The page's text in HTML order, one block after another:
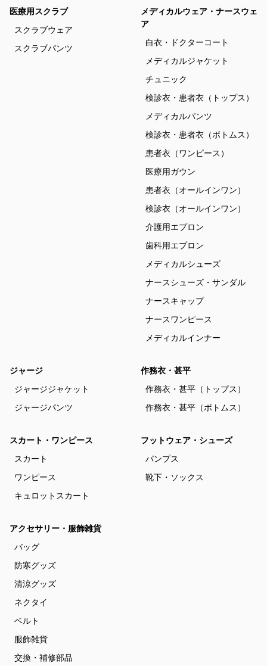
医療用スクラブ
スクラブウェア
スクラブパンツ
メディカルウェア・ナースウェ
ア
白衣・ドクターコート
メディカルジャケット
チュニック
検診衣・患者衣（トップス）
メディカルパンツ
検診衣・患者衣（ボトムス）
患者衣（ワンピース）
医療用ガウン
患者衣（オールインワン）
検診衣（オールインワン）
介護用エプロン
歯科用エプロン
メディカルシューズ
ナースシューズ・サンダル
ナースキャップ
ナースワンピース
メディカルインナー
ジャージ
ジャージジャケット
ジャージパンツ
作務衣・甚平
作務衣・甚平（トップス）
作務衣・甚平（ボトムス）
スカート・ワンピース
スカート
ワンピース
キュロットスカート
フットウェア・シューズ
パンプス
靴下・ソックス
アクセサリー・服飾雑貨
バッグ
防寒グッズ
清涼グッズ
ネクタイ
ベルト
服飾雑貨
交換・補修部品